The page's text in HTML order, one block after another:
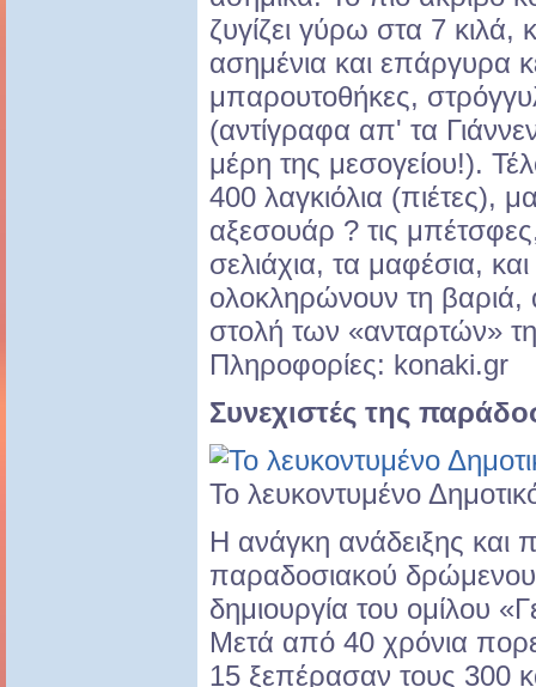
ζυγίζει γύρω στα 7
ασημένια και επάργυρα
μπαρουτοθήκες,
(αντίγραφα απ' τα
μέρη της μεσογείου!).
400 λαγκιόλια (πιέτες),
αξεσουάρ ? τις
σελιάχια, τα μαφέσια,
ολοκληρώνουν τη βαριά,
στολή των «ανταρτών»
Πληροφορίες: konaki.gr
Συνεχιστές της
Το λευκοντυμένο
Η ανάγκη ανάδειξης και
παραδοσιακού
δημιουργία του ομίλου
Μετά από 40 χρόνια
15 ξεπέρασαν τους 300